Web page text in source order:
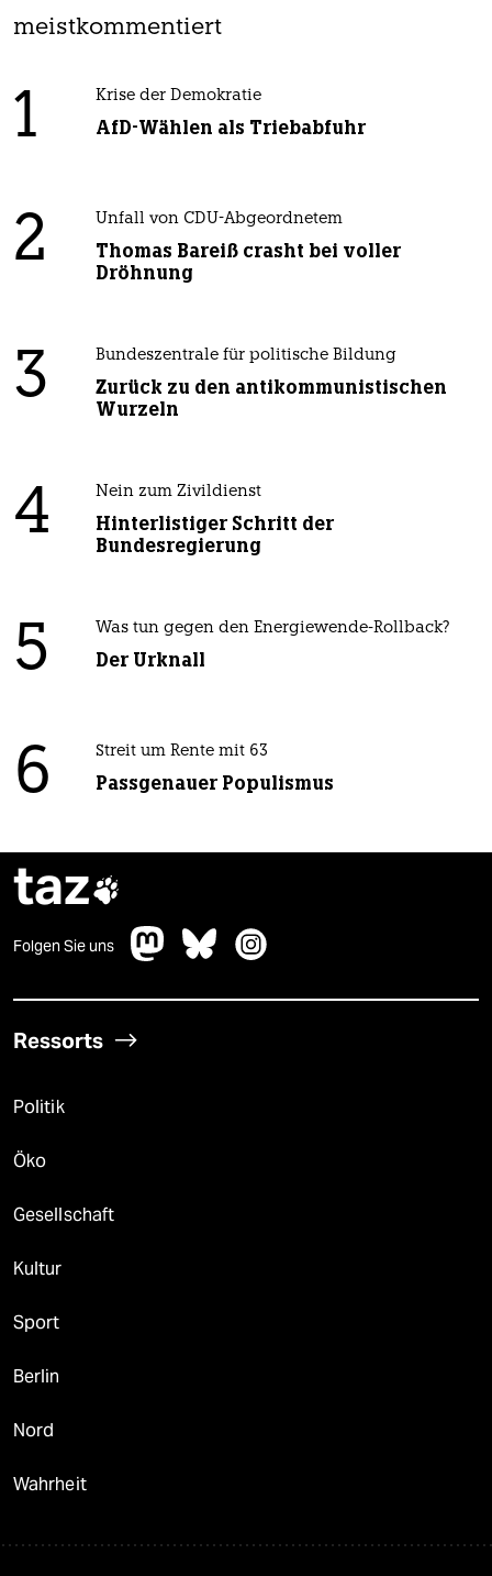
meistkommentiert
1 Krise der Demokratie
AfD-Wählen als Triebabfuhr
2 Unfall von CDU-Abgeordnetem
Thomas Bareiß crasht bei voller
Dröhnung
3 Bundeszentrale für politische Bildung
Zurück zu den antikommunistischen
Wurzeln
4 Nein zum Zivildienst
Hinterlistiger Schritt der
Bundesregierung
5 Was tun gegen den Energiewende-Rollback?
Der Urknall
6 Streit um Rente mit 63
Passgenauer Populismus
taz
Folgen Sie uns
Ressorts
Politik
Öko
Gesellschaft
Kultur
Sport
Berlin
Nord
Wahrheit